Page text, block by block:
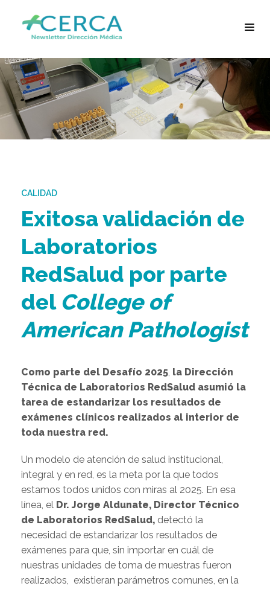
CALIDAD
Exitosa validación de
Laboratorios
RedSalud por parte
del College of
American Pathologist
Como parte del Desafío 2025, la Dirección
Técnica de Laboratorios RedSalud asumió la
tarea de estandarizar los resultados de
exámenes clínicos realizados al interior de
toda nuestra red.
Un modelo de atención de salud institucional,
integral y en red, es la meta por la que todos
estamos todos unidos con miras al 2025. En esa
línea, el Dr. Jorge Aldunate, Director Técnico
de Laboratorios RedSalud, detectó la
necesidad de estandarizar los resultados de
exámenes para que, sin importar en cuál de
nuestras unidades de toma de muestras fueron
realizados, existieran parámetros comunes, en la